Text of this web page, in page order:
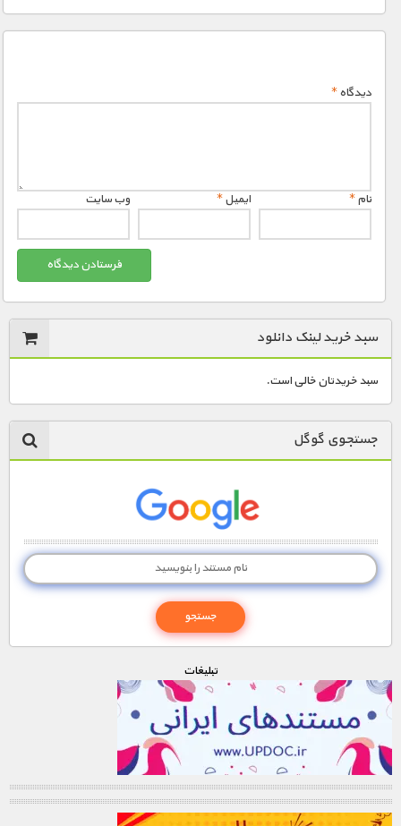
دیدگاه*
نام* ایمیل* وب‌ سایت
سبد خرید لینک دانلود
سبد خریدتان خالی است.
جستجوی گوگل
تبليغات